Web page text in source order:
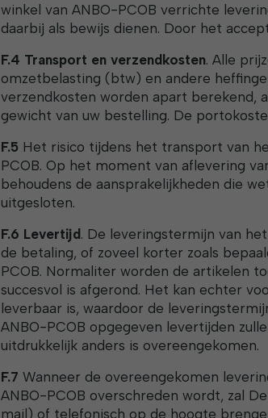
winkel van ANBO-PCOB verrichte
daarbij als bewijs dienen. Door het
F.4 Transport en verzendkosten. Alle
omzetbelasting (btw) en andere
verzendkosten worden apart berekend,
gewicht van uw bestelling. De
F.5 Het risico tijdens het transport van
PCOB. Op het moment van aflevering
behoudens de aansprakelijkheden die
uitgesloten.
F.6 Levertijd. De leveringstermijn van
de betaling, of zoveel korter zoals
PCOB. Normaliter worden de artikelen
succesvol is afgerond. Het kan echter
leverbaar is, waardoor de
ANBO-PCOB opgegeven levertijden
uitdrukkelijk anders is overeengekomen.
F.7 Wanneer de overeengekomen
ANBO-PCOB overschreden wordt, zal
mail) of telefonisch op de hoogte